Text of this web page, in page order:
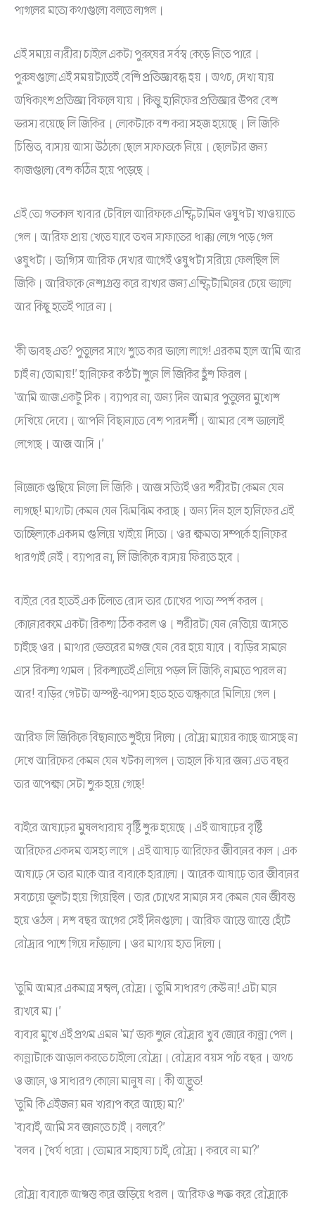
পাগলের মতো কথাগুলো বলতে লাগল।
এই সময়ে নারীরা চাইলে একটা পুরুষের সর্বস্ব কেড়ে নিতে পারে।
পুরুষগুলো এই সময়টাতেই বেশি প্রতিজ্ঞাবদ্ধ হয়। অথচ, দেখা যায়
অধিকাংশ প্রতিজ্ঞা বিফলে যায়। কিন্তু হানিফের প্রতিজ্ঞার উপর বেশ
ভরসা রয়েছে লি জিকির। লোকটাকে বশ করা সহজ হয়েছে। লি জিকি
চিন্তিত, বাসায় আসা উঠকো ছেলে সাফাতকে নিয়ে। ছেলেটার জন্য
কাজগুলো বেশ কঠিন হয়ে পড়েছে।
এই তো গতকাল খাবার টেবিলে আরিফকে এম্ফিটামিন ওষুধটা খাওয়াতে
গেল। আরিফ প্রায় খেতে যাবে তখন সাফাতের ধাক্কা লেগে পড়ে গেল
ওষুধটা। ভাগ্যিস আরিফ দেখার আগেই ওষুধটা সরিয়ে ফেলছিল লি
জিকি। আরিফকে নেশাগ্রস্ত করে রাখার জন্য এম্ফিটামিনের চেয়ে ভালো
আর কিছু হতেই পারে না।
‘কী ভাবছ এত? পুতুলের সাথে শুতে কার ভালো লাগে! এরকম হলে আমি আর
চাই না তোমায়!’ হানিফের কণ্ঠটা শুনে লি জিকির হুঁশ ফিরল।
‘আমি আজ একটু সিক। ব্যাপার না, অন্য দিন আমার পুতুলের মুখোশ
দেখিয়ে দেবো। আপনি বিছানাতে বেশ পারদর্শী। আমার বেশ ভালোই
লেগেছে। আজ আসি।’
নিজেকে গুছিয়ে নিলো লি জিকি। আজ সত্যিই ওর শরীরটা কেমন যেন
লাগছে! মাথাটা কেমন যেন ঝিমঝিম করছে। অন্য দিন হলে হানিফের এই
তাচ্ছিল্যকে একদম গুলিয়ে খাইয়ে দিতো। ওর ক্ষমতা সম্পর্কে হানিফের
ধারণাই নেই। ব্যাপার না, লি জিকিকে বাসায় ফিরতে হবে।
বাইরে বের হতেই এক চিলতে রোদ তার চোখের পাতা স্পর্শ করল।
কোনোরকমে একটা রিকশা ঠিক করল ও। শরীরটা যেন নেতিয়ে আসতে
চাইছে ওর। মাথার ভেতরের মগজ যেন বের হয়ে যাবে। বাড়ির সামনে
এসে রিকশা থামল। রিকশাতেই এলিয়ে পড়ল লি জিকি, নামতে পারল না
আর! বাড়ির গেটটা অস্পষ্ট-ঝাপসা হতে হতে অন্ধকারে মিলিয়ে গেল।
আরিফ লি জিকিকে বিছানাতে শুইয়ে দিলো। রৌদ্রা মায়ের কাছে আসছে না
দেখে আরিফের কেমন যেন খটকা লাগল। তাহলে কি যার জন্য এত বছর
তার অপেক্ষা সেটা শুরু হয়ে গেছে!
বাইরে আষাঢ়ের মুষলধারায় বৃষ্টি শুরু হয়েছে। এই আষাঢ়ের বৃষ্টি
আরিফের একদম অসহ্য লাগে। এই আষাঢ় আরিফের জীবনের কাল। এক
আষাঢ়ে সে তার মাকে আর বাবাকে হারালো। আরেক আষাঢ়ে তার জীবনের
সবচেয়ে ভুলটা হয়ে গিয়েছিল। তার চোখের সামনে সব কেমন যেন জীবন্ত
হয়ে ওঠল। দশ বছর আগের সেই দিনগুলো। আরিফ আস্তে আস্তে হেঁটে
রৌদ্রার পাশে গিয়ে দাঁড়ালো। ওর মাথায় হাত দিলো।
‘তুমি আমার একমাত্র সম্বল, রৌদ্রা। তুমি সাধারণ কেউ না! এটা মনে
রাখবে মা।’
বাবার মুখে এই প্রথম এমন ‘মা’ ডাক শুনে রৌদ্রার খুব জোরে কান্না পেল।
কান্নাটাকে আড়াল করতে চাইলো রৌদ্রা। রৌদ্রার বয়স পাঁচ বছর। অথচ
ও জানে, ও সাধারণ কোনো মানুষ না। কী অদ্ভুত!
‘তুমি কি এইজন্য মন খারাপ করে আছো মা?’
‘বাবাই, আমি সব জানতে চাই। বলবে?’
‘বলব। ধৈর্য ধরো। তোমার সাহায্য চাই, রৌদ্রা। করবে না মা?’
রৌদ্রা বাবাকে আশ্বস্ত করে জড়িয়ে ধরল। আরিফও শক্ত করে রৌদ্রাকে